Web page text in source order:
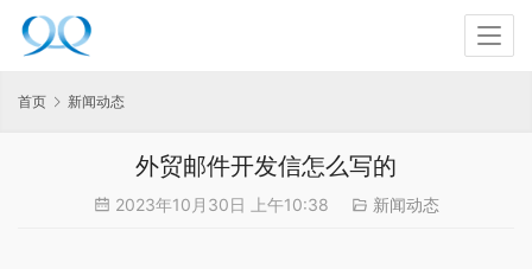
首页 新闻动态
外贸邮件开发信怎么写的
2023年10月30日 上午10:38 新闻动态